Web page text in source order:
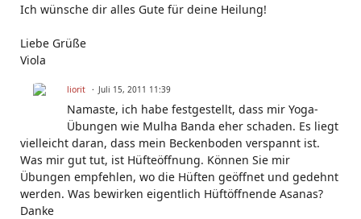
Ich wünsche dir alles Gute für deine Heilung!
Liebe Grüße
Viola
liorit Juli 15, 2011 11:39
Namaste, ich habe festgestellt, dass mir Yoga-
Übungen wie Mulha Banda eher schaden. Es liegt
vielleicht daran, dass mein Beckenboden verspannt ist.
Was mir gut tut, ist Hüfteöffnung. Können Sie mir
Übungen empfehlen, wo die Hüften geöffnet und gedehnt
werden. Was bewirken eigentlich Hüftöffnende Asanas?
Danke